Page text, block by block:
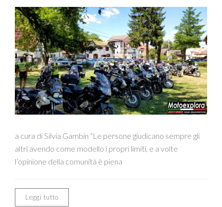
a cura di Silvia Gambin “Le persone giudicano sempre gli
altri avendo come modello i propri limiti, e a volte
l’opinione della comunità è piena
Leggi tutto